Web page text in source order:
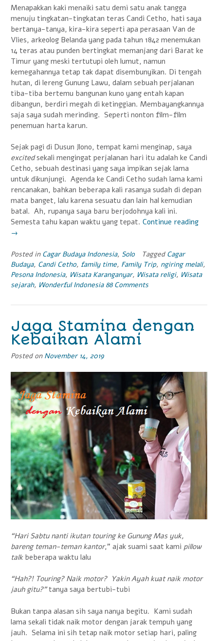
Menapakkan kaki menaiki satu demi satu anak tangga
menuju tingkatan-tingkatan teras Candi Cetho, hati saya
bertanya-tanya, kira-kira seperti apa perasaan Van de
Vlies, arkeolog Belanda yang pada tahun 1842 menemukan
14 teras atau punden bertingkat memanjang dari Barat ke
Timur yang meski tertutupi oleh lumut, namun
kemegahannya tetap tak dapat disembunyikan. Di tengah
hutan, di lereng Gunung Lawu, dalam sebuah perjalanan
tiba-tiba bertemu bangunan kuno yang entah kapan
dibangun, berdiri megah di ketinggian. Membayangkannya
saja saya sudah merinding. Seperti nonton film-film
penemuan harta karun.
Sejak pagi di Dusun Jlono, tempat kami menginap, saya
excitedsekali mengingat perjalanan hari itu adalah ke Candi
Cetho, sebuah destinasi yang saya impikan sejak lama
untuk dikunjungi. Agenda ke Candi Cetho sudah lama kami
rencanakan, bahkan beberapa kali rasanya sudah di depan
mata banget, lalu karena sesuatu dan lain hal kemudian
batal. Ah, rupanya saya baru berjodohnya kali ini.
Semesta tahu kapan waktu yang tepat. Continue reading
Cetho
Untuk
→
Posted in Cagar Budaya Indonesia, Solo Tagged Cagar
Budaya, Candi Cetho, family time, Family Trip, ngiring melali,
Pesona Indonesia, Wisata Karanganyar, Wisata religi, Wisata
sejarah, Wonderful Indonesia 88 Comments
Jaga Stamina dengan
Kebaikan Alami
Posted on November 14, 2019
“Hari Sabtu nanti ikutan touring ke Gunung Mas yuk,
bareng teman-teman kantor,” ajak suami saat kami pillow
talkbeberapa waktu lalu
“Hah?! Touring? Naik motor? Yakin Ayah kuat naik motor
jauh gitu?”tanya saya bertubi-tubi
Bukan tanpa alasan sih saya nanya begitu. Kami sudah
lama sekali tidak naik motor dengan jarak tempuh yang
jauh. Selama ini sih tetap naik motor setiap hari, paling